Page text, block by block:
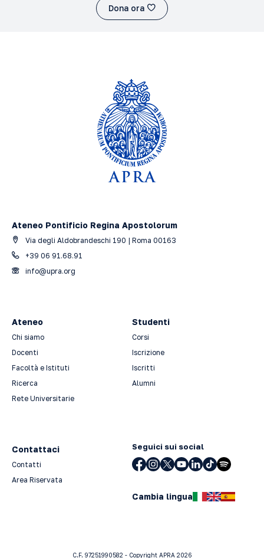
Dona ora
Ateneo Pontificio Regina Apostolorum
Via degli Aldobrandeschi 190 | Roma 00163
+39 06 91.68.91
info@upra.org
Ateneo
Chi siamo
Docenti
Facoltà e Istituti
Ricerca
Rete Universitarie
Studenti
Corsi
Iscrizione
Iscritti
Alumni
Contattaci
Contatti
Area Riservata
Seguici sui social
Cambia lingua
C.F. 97251990582 - Copyright APRA 2026